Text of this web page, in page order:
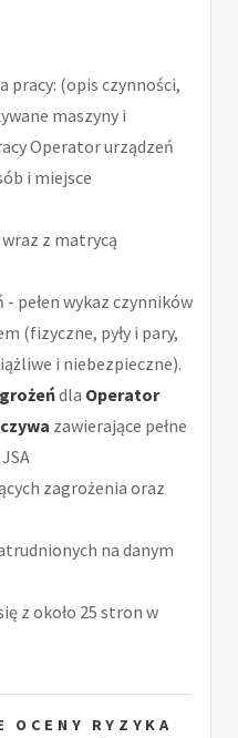
pracy: (opis czynności,
maszyny i
Operator urządzeń
i miejsce
z matrycą
pełen wykaz czynników
(fizyczne, pyły i pary,
i niebezpieczne).
dla Operator
zawierające pełne
zagrożenia oraz
na danym
z około 25 stron w
OCENY RYZYKA